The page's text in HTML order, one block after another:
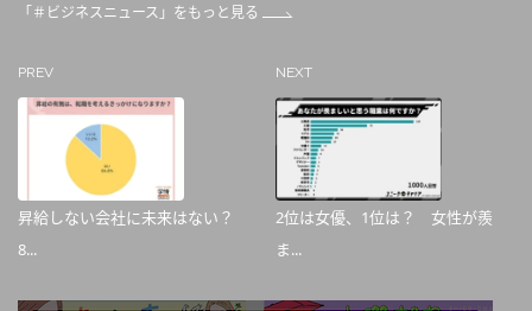
「＃ビジネスニュース」をもっと見る
PREV
昇給しない会社に未来はない？
8...
NEXT
2位は女優、1位は？ 女性が羨
ま...